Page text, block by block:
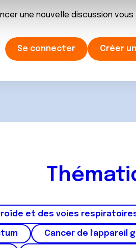
ont collectées lors de votre
une nouvelle discussion
Se connecter Créer
et des voies
Cancer de l'appareil